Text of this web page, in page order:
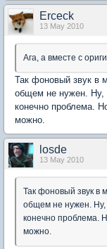
Erceck
13 May 2010
Ага, а вместе с
Так фоновый звук в
общем не нужен. Ну,
конечно проблема.
можно.
losde
13 May 2010
Так фоновый звук в
общем не нужен. Ну,
конечно проблема.
можно.